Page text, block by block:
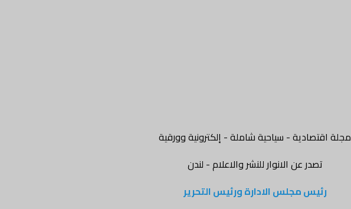
مجلة اقتصادية - سياحية شاملة - إلكترونية وورقية
تصدر عن الانوار للنشر والاعلام - لندن
رئيس مجلس الادارة ورئيس التحرير